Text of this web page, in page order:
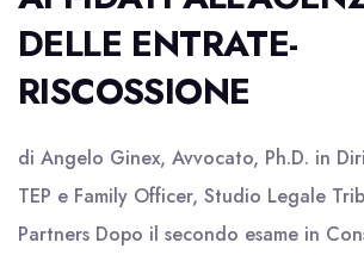
DELLE ENTRATE-
RISCOSSIONE
di Angelo Ginex, Avvocato, Ph.D. in
TEP e Family Officer, Studio Legale
Partners Dopo il secondo esame in